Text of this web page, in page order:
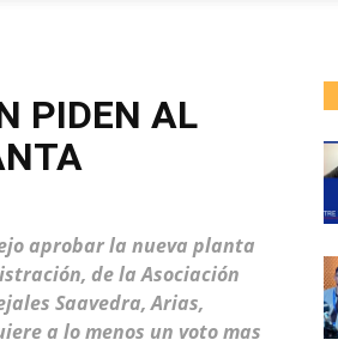
PIDEN AL
aprobar la nueva planta
de la Asociación
Saavedra, Arias,
a lo menos un voto mas